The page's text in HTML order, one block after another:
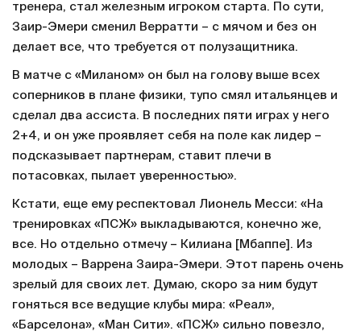
тренера, стал железным игроком старта. По сути,
Заир-Эмери сменил Верратти – с мячом и без он
делает все, что требуется от полузащитника.
В матче с «Миланом» он был на голову выше всех
соперников в плане физики, тупо смял итальянцев и
сделал два ассиста. В последних пяти играх у него
2+4, и он уже проявляет себя на поле как лидер –
подсказывает партнерам, ставит плечи в
потасовках, пылает уверенностью».
Кстати, еще ему респектовал Лионель Месси: «На
тренировках «ПСЖ» выкладываются, конечно же,
все. Но отдельно отмечу – Килиана [Мбаппе]. Из
молодых – Варрена Заира-Эмери. Этот парень очень
зрелый для своих лет. Думаю, скоро за ним будут
гоняться все ведущие клубы мира: «Реал»,
«Барселона», «Ман Сити». «ПСЖ» сильно повезло,